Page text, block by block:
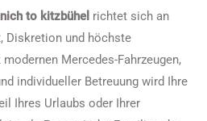
to kitzbühel richtet sich an
Diskretion und höchste
Mercedes-Fahrzeugen,
individueller Betreuung wird Ihre
Ihres Urlaubs oder Ihrer